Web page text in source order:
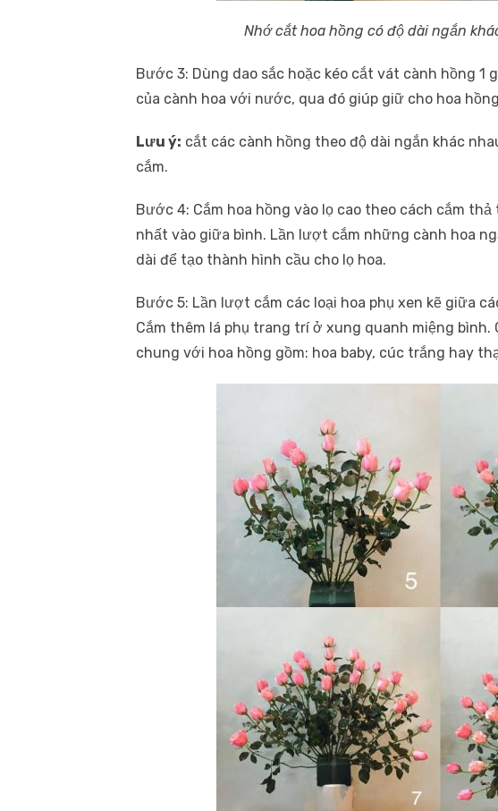
Nhớ cắt hoa hồng có độ dài ngắn
Bước 3: Dùng dao sắc hoặc kéo cắt vát cành hồng
của cành hoa với nước, qua đó giúp giữ cho hoa
Lưu ý: cắt các cành hồng theo độ dài ngắn khác
cắm.
Bước 4: Cắm hoa hồng vào lọ cao theo cách cắm
nhất vào giữa bình. Lần lượt cắm những cành hoa
dài để tạo thành hình cầu cho lọ hoa.
Bước 5: Lần lượt cắm các loại hoa phụ xen kẽ giữa
Cắm thêm lá phụ trang trí ở xung quanh miệng
chung với hoa hồng gồm: hoa baby, cúc trắng hay